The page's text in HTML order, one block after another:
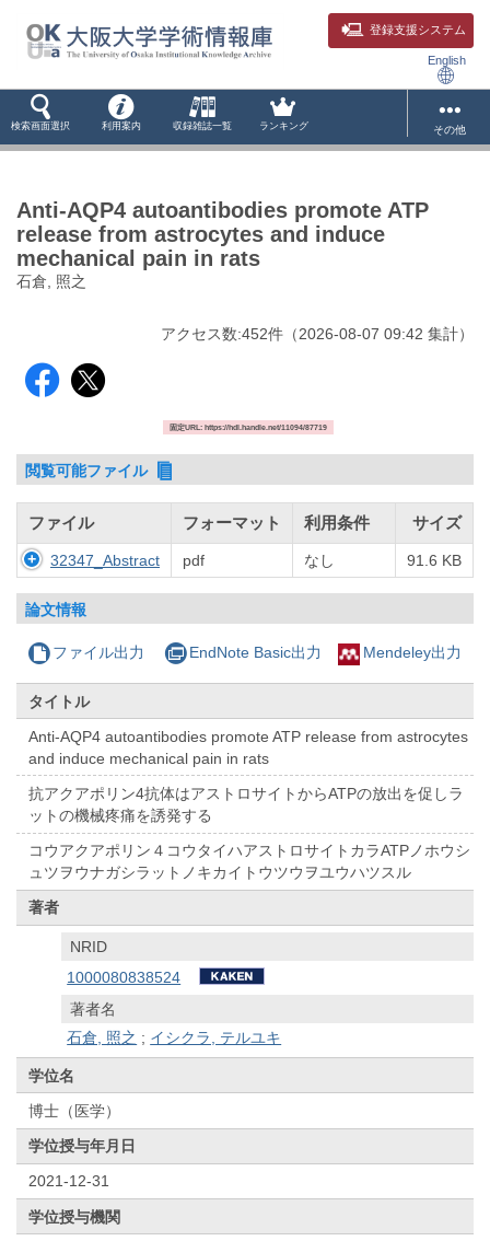
登録支援システム
English
検索画面選択 利用案内 収録雑誌一覧 ランキング その他
Anti-AQP4 autoantibodies promote ATP
release from astrocytes and induce
mechanical pain in rats
石倉, 照之
アクセス数:452件 （2026-08-07 09:42 集計）
固定URL: https://hdl.handle.net/11094/87719
閲覧可能ファイル
ファイル フォーマット 利用条件 サイズ
32347_Abstract pdf なし 91.6 KB
論文情報
ファイル出力 EndNote Basic出力 Mendeley出力
タイトル
Anti-AQP4 autoantibodies promote ATP release from astrocytes
and induce mechanical pain in rats
抗アクアポリン4抗体はアストロサイトからATPの放出を促しラ
ットの機械疼痛を誘発する
コウアクアポリン４コウタイハアストロサイトカラATPノホウシ
ュツヲウナガシラットノキカイトウツウヲユウハツスル
著者
NRID
1000080838524
著者名
石倉, 照之 ; イシクラ, テルユキ
学位名
博士（医学）
学位授与年月日
2021-12-31
学位授与機関